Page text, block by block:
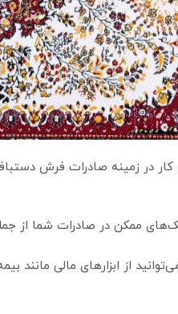
کار در زمینه صادرات فرش
ممکن در صادرات شما از
از ابزارهای مالی مانند